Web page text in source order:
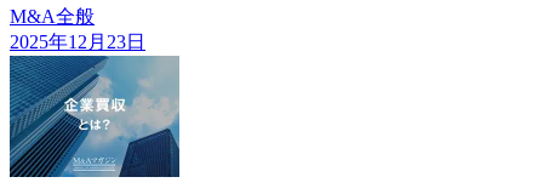
M&A全般
2025年12月23日